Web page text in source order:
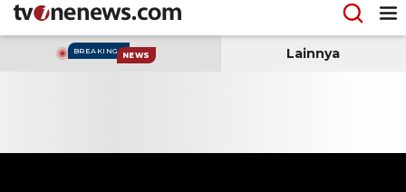
BREAKING NEWS Lainnya